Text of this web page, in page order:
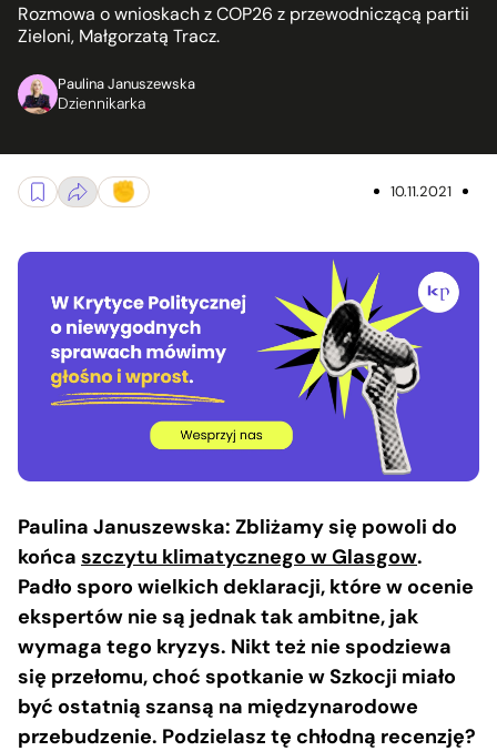
Rozmowa o wnioskach z COP26 z przewodniczącą partii
Zieloni, Małgorzatą Tracz.
Paulina Januszewska
Dziennikarka
10.11.2021
Paulina Januszewska: Zbliżamy się powoli do
końca szczytu klimatycznego w Glasgow.
Padło sporo wielkich deklaracji, które w ocenie
ekspertów nie są jednak tak ambitne, jak
wymaga tego kryzys. Nikt też nie spodziewa
się przełomu, choć spotkanie w Szkocji miało
być ostatnią szansą na międzynarodowe
przebudzenie. Podzielasz tę chłodną recenzję?